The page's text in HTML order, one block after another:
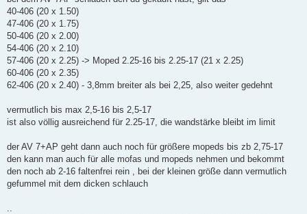
40-406 (20 x 1.50)
47-406 (20 x 1.75)
50-406 (20 x 2.00)
54-406 (20 x 2.10)
57-406 (20 x 2.25) -> Moped 2.25-16 bis 2.25-17 (21 x 2.25)
60-406 (20 x 2.35)
62-406 (20 x 2.40) - 3,8mm breiter als bei 2,25, also weiter gedehnt
vermutlich bis max 2,5-16 bis 2,5-17
ist also völlig ausreichend für 2.25-17, die wandstärke bleibt im limit
der AV 7+AP geht dann auch noch für größere mopeds bis zb 2,75-17
den kann man auch für alle mofas und mopeds nehmen und bekommt
den noch ab 2-16 faltenfrei rein , bei der kleinen größe dann vermutlich
gefummel mit dem dicken schlauch